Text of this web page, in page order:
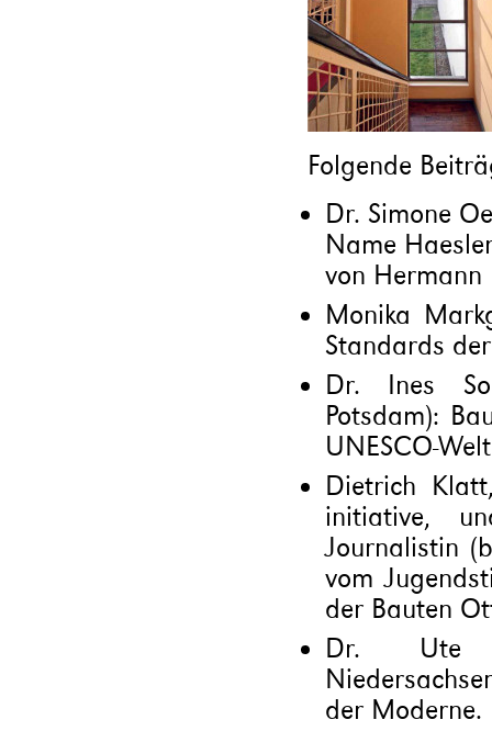
Folgende
Dr. Simone
Name
von Hermann
Monika
Standards
Dr. Ines
Potsdam):
UNESCO-
Dietrich
initiative,
Journalistin
vom
der Bauten
Dr. Ute
der Moderne.